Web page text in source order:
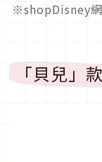
※shopDisney網
「貝兒」